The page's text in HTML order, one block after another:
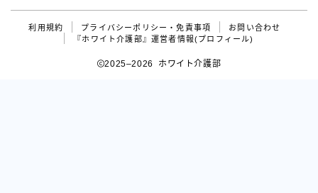
利用規約 プライバシーポリシー・免責事項
お問い合わせ
『ホワイト介護部』運営者情報(プロフィール)
2025–2026 ホワイト介護部